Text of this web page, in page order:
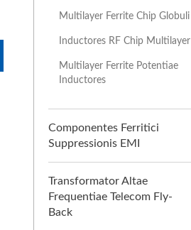
Multilayer Ferrite Chip Globuli
Inductores RF Chip Multilayer
Multilayer Ferrite Potentiae
Inductores
Componentes Ferritici
Suppressionis EMI
Transformator Altae
Frequentiae Telecom Fly-
Back